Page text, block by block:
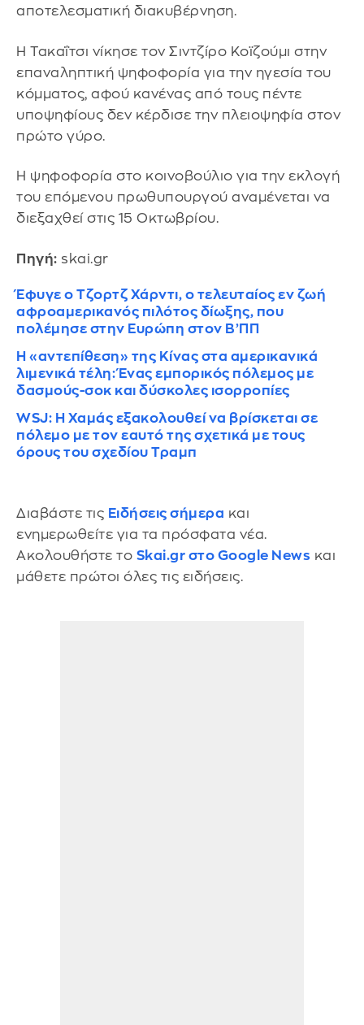
αποτελεσματική διακυβέρνηση.
Η Τακαΐτσι νίκησε τον Σιντζίρο Κοϊζούμι στην
επαναληπτική ψηφοφορία για την ηγεσία του
κόμματος, αφού κανένας από τους πέντε
υποψηφίους δεν κέρδισε την πλειοψηφία στον
πρώτο γύρο.
Η ψηφοφορία στο κοινοβούλιο για την εκλογή
του επόμενου πρωθυπουργού αναμένεται να
διεξαχθεί στις 15 Οκτωβρίου.
Πηγή: skai.gr
Έφυγε ο Τζορτζ Χάρντι, ο τελευταίος εν ζωή
αφροαμερικανός πιλότος δίωξης, που
πολέμησε στην Ευρώπη στον Β’ΠΠ
Η «αντεπίθεση» της Κίνας στα αμερικανικά
λιμενικά τέλη: Ένας εμπορικός πόλεμος με
δασμούς-σοκ και δύσκολες ισορροπίες
WSJ: Η Χαμάς εξακολουθεί να βρίσκεται σε
πόλεμο με τον εαυτό της σχετικά με τους
όρους του σχεδίου Τραμπ
Διαβάστε τις Ειδήσεις σήμερα και
ενημερωθείτε για τα πρόσφατα νέα.
Ακολουθήστε το Skai.gr στο Google News και
μάθετε πρώτοι όλες τις ειδήσεις.